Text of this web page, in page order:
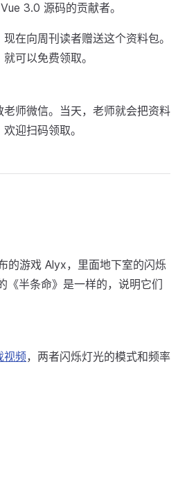
3.0 源码的贡献者。
在向周刊读者赠送这个资料包。
可以免​费领取。
师微信。当天，老师就会把资料
迎扫码领取。
的游戏 Alyx，里面地下室的闪烁
《半条命》是一样的，说明它们
视频，两者闪烁灯光的模式和频率